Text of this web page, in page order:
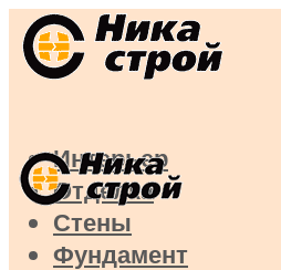
Интерьер
Отделка
Стены
Фундамент